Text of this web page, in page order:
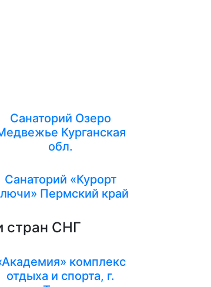
Санаторий Озеро
Курганская
обл.
Санаторий «Курорт
Пермский край
стран СНГ
комплекс
отдыха и спорта, г.